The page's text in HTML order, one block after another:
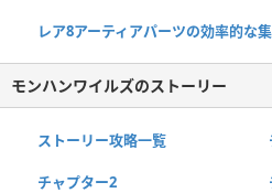
レア8アーティアパーツの効率的な
モンハンワイルズのストーリー
ストーリー攻略一覧
チャプター2